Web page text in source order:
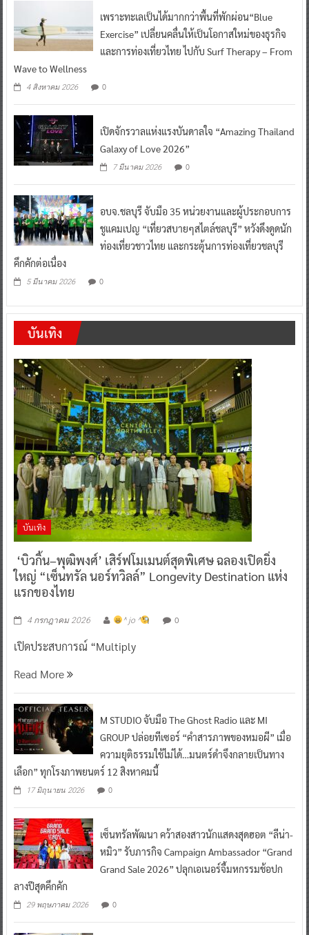
เพราะทะเลเป็นได้มากกว่าพื้นที่พักผ่อน“Blue
Exercise” เปลี่ยนคลื่นให้เป็นโอกาสใหม่ของธุรกิจ
และการท่องเที่ยวไทย ไปกับ Surf Therapy – From
Wave to Wellness
4 สิงหาคม 2026 0
เปิดจักรวาลแห่งแรงบันดาลใจ “Amazing Thailand
Galaxy of Love 2026”
7 มีนาคม 2026 0
อบจ.ชลบุรี จับมือ 35 หน่วยงานและผู้ประกอบการ
ชูแคมเปญ “เที่ยวสบายๆสไตล์ชลบุรี” หวังดึงดูดนัก
ท่องเที่ยวชาวไทย และกระตุ้นการท่องเที่ยวชลบุรี
คึกคักต่อเนื่อง
5 มีนาคม 2026 0
บันเทิง
บันเทิง
‘บิวกิ้น–พุฒิพงศ์’ เสิร์ฟโมเมนต์สุดพิเศษ ฉลองเปิดยิ่ง
ใหญ่ “เซ็นทรัล นอร์ทวิลล์” Longevity Destination แห่ง
แรกของไทย
4 กรกฎาคม 2026 ^ jo ^ 0
เปิดประสบการณ์ “Multiply
Read More
M STUDIO จับมือ The Ghost Radio และ MI
GROUP ปล่อยทีเซอร์ “คำสารภาพของหมอผี” เมื่อ
ความยุติธรรมใช้ไม่ได้…มนตร์ดำจึงกลายเป็นทาง
เลือก” ทุกโรงภาพยนตร์ 12 สิงหาคมนี้
17 มิถุนายน 2026 0
เซ็นทรัลพัฒนา คว้าสองสาวนักแสดงสุดฮอต “ลีน่า-
หมิว” รับภารกิจ Campaign Ambassador “Grand
Grand Sale 2026” ปลุกเอเนอร์จี้มหกรรมช้อปก
ลางปีสุดคึกคัก
29 พฤษภาคม 2026 0